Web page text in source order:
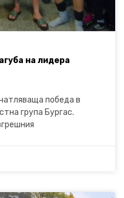
на лидера
победа в
група Бургас.